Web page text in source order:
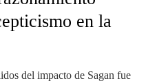
en la
del impacto de Sagan fue